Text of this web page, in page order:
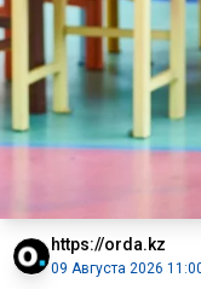
https://orda.kz
09 Августа 2026